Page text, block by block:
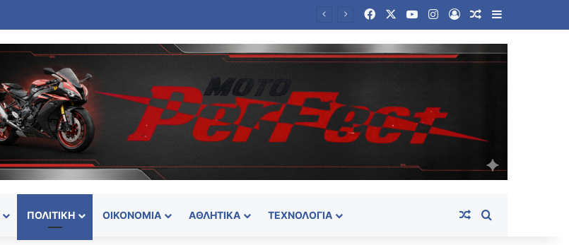
FacebookYouTubeInstagram
Log InRandom Article
Sidebar
ΠΟΛΙΤΙΚΉ ΟΙΚΟΝΟΜΊΑ ΑΘΛΗΤΙΚΆ ΤΕΧΝΟΛΟΓΊΑ Random Article